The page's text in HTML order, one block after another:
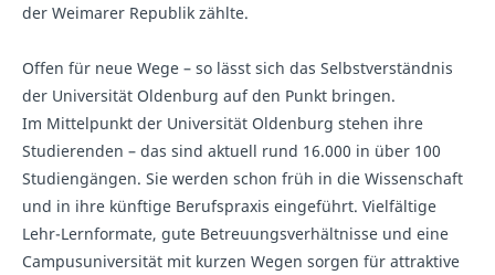
der Weimarer Republik zählte.
Offen für neue Wege – so lässt sich das Selbstverständnis
der Universität Oldenburg auf den Punkt bringen.
Im Mittelpunkt der Universität Oldenburg stehen ihre
Studierenden – das sind aktuell rund 16.000 in über 100
Studiengängen. Sie werden schon früh in die Wissenschaft
und in ihre künftige Berufspraxis eingeführt. Vielfältige
Lehr-Lernformate, gute Betreuungsverhältnisse und eine
Campusuniversität mit kurzen Wegen sorgen für attraktive